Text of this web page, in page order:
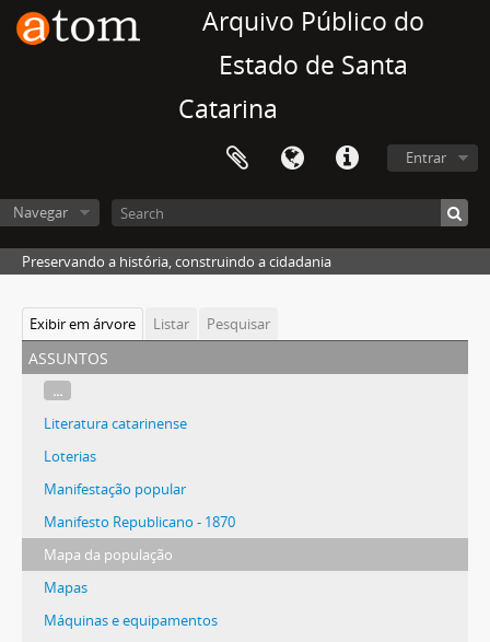
Arquivo Público do
Estado de Santa
Catarina
Entrar
Navegar
Preservando a história, construindo a cidadania
Exibir em árvore Listar Pesquisar
assuntos
...
Literatura catarinense
Loterias
Manifestação popular
Manifesto Republicano - 1870
Mapa da população
Mapas
Máquinas e equipamentos